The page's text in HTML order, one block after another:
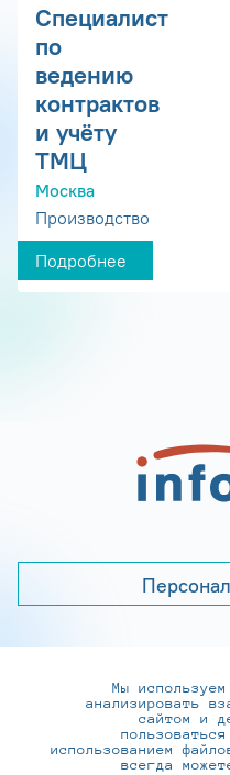
Специалист
по
ведению
контрактов
и учёту
ТМЦ
Москва
Производство
Подробнее
+7 (495) 737-
127273, г. Москва,
Мы
анализировать
сайтом и
использованием
всегда